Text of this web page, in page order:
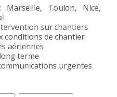
Marseille, Toulon, Nice,
sur chantiers
conditions de chantier
aériennes
terme
urgentes